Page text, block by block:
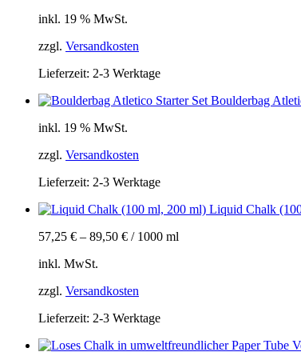
inkl. 19 % MwSt.
zzgl. Versandkosten
Lieferzeit: 2-3 Werktage
Boulderbag
inkl. 19 % MwSt.
zzgl. Versandkosten
Lieferzeit: 2-3 Werktage
Liquid Chalk
57,25 € – 89,50 € / 1000 ml
inkl. MwSt.
zzgl. Versandkosten
Lieferzeit: 2-3 Werktage